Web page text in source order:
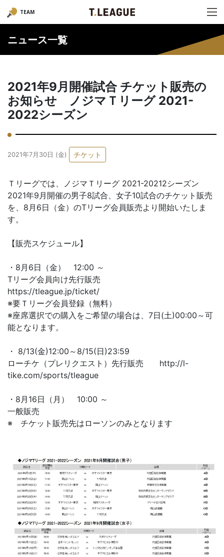
TEAM
ニュース一覧
2021年9月開催試合 チケット販売の
お知らせ ノジマＴリーグ 2021-
2022シーズン
2021年7月30日 (金) チケット
Ｔリーグでは、ノジマＴリーグ 2021-20212シーズン
2021年9月開催の男子8試合、女子10試合のチケット販売
を、8月6日（金）のTリーグ会員販売より開始いたしま
す。
【販売スケジュール】
・8月6日（金） 12:00 ～
Tリーグ会員向け先行販売
https://tleague.jp/ticket/
※要Ｔリーグ会員登録（無料）
※座席選択での購入をご希望の場合は、7日(土)00:00～可
能となります。
・ 8/13(金)12:00～8/15(日)23:59
ローチケ（プレリクエスト）先行販売 http://l-
tike.com/sports/tleague
・8月16日（月） 10:00 ～
一般販売
※ チケット販売先はローソンのみとなります